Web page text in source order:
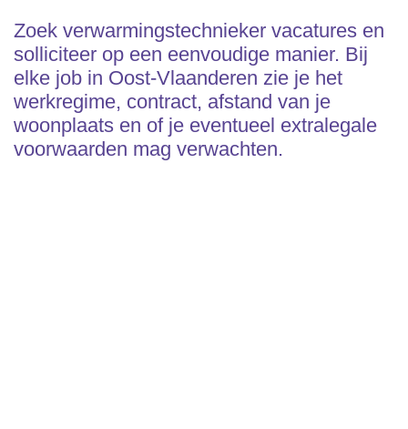
Zoek verwarmingstechnieker vacatures en
solliciteer op een eenvoudige manier. Bij
elke job in Oost-Vlaanderen zie je het
werkregime, contract, afstand van je
woonplaats en of je eventueel extralegale
voorwaarden mag verwachten.